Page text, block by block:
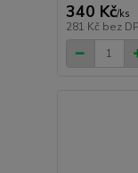
340 Kč/ks
281 Kč bez